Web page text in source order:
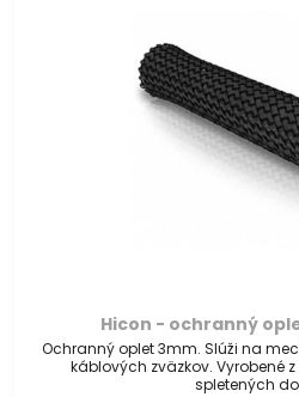
Hicon - ochranný
Ochranný oplet 3mm. Slúži na
káblových zväzkov. Vyrobené
spletených